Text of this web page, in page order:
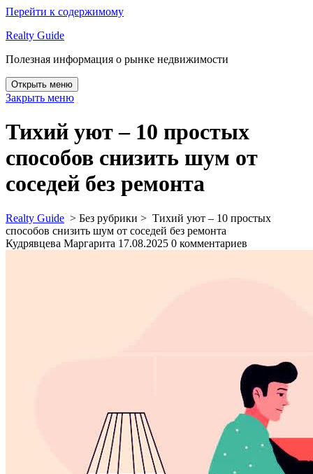
Перейти к содержимому
Realty Guide
Полезная информация о рынке недвижимости
Открыть меню
Закрыть меню
Тихий уют – 10 простых
способов снизить шум от
соседей без ремонта
Realty Guide > Без рубрики > Тихий уют – 10 простых
способов снизить шум от соседей без ремонта
Кудрявцева Маргарита 17.08.2025 0 комментариев